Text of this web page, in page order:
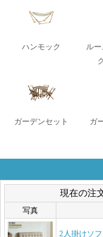
ハンモック
ルー
ガーデンセット ガ